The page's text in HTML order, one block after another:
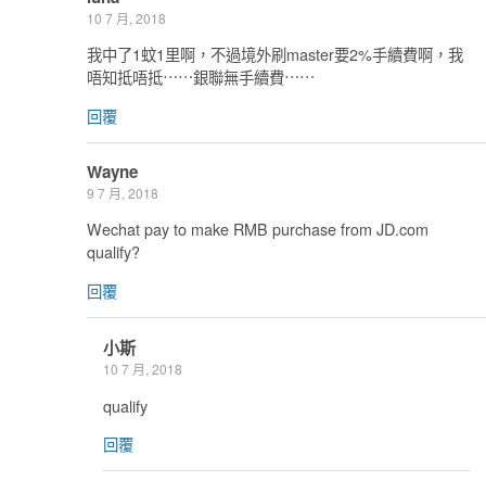
10 7 月, 2018
我中了1蚊1里啊，不過境外刷master要2%手續費啊，我
唔知抵唔抵⋯⋯銀聯無手續費⋯⋯
回覆
Wayne
9 7 月, 2018
Wechat pay to make RMB purchase from JD.com
qualify?
回覆
小斯
10 7 月, 2018
qualify
回覆